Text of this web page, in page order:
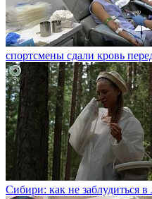
спортсмены сдали кровь
Сибири: как не заблудиться в